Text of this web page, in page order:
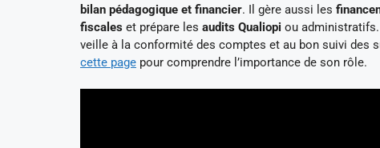
bilan pédagogique et financier. Il gère aussi les
fiscales et prépare les audits Qualiopi ou
veille à la conformité des comptes et au bon suivi des
cette page pour comprendre l’importance de son rôle.